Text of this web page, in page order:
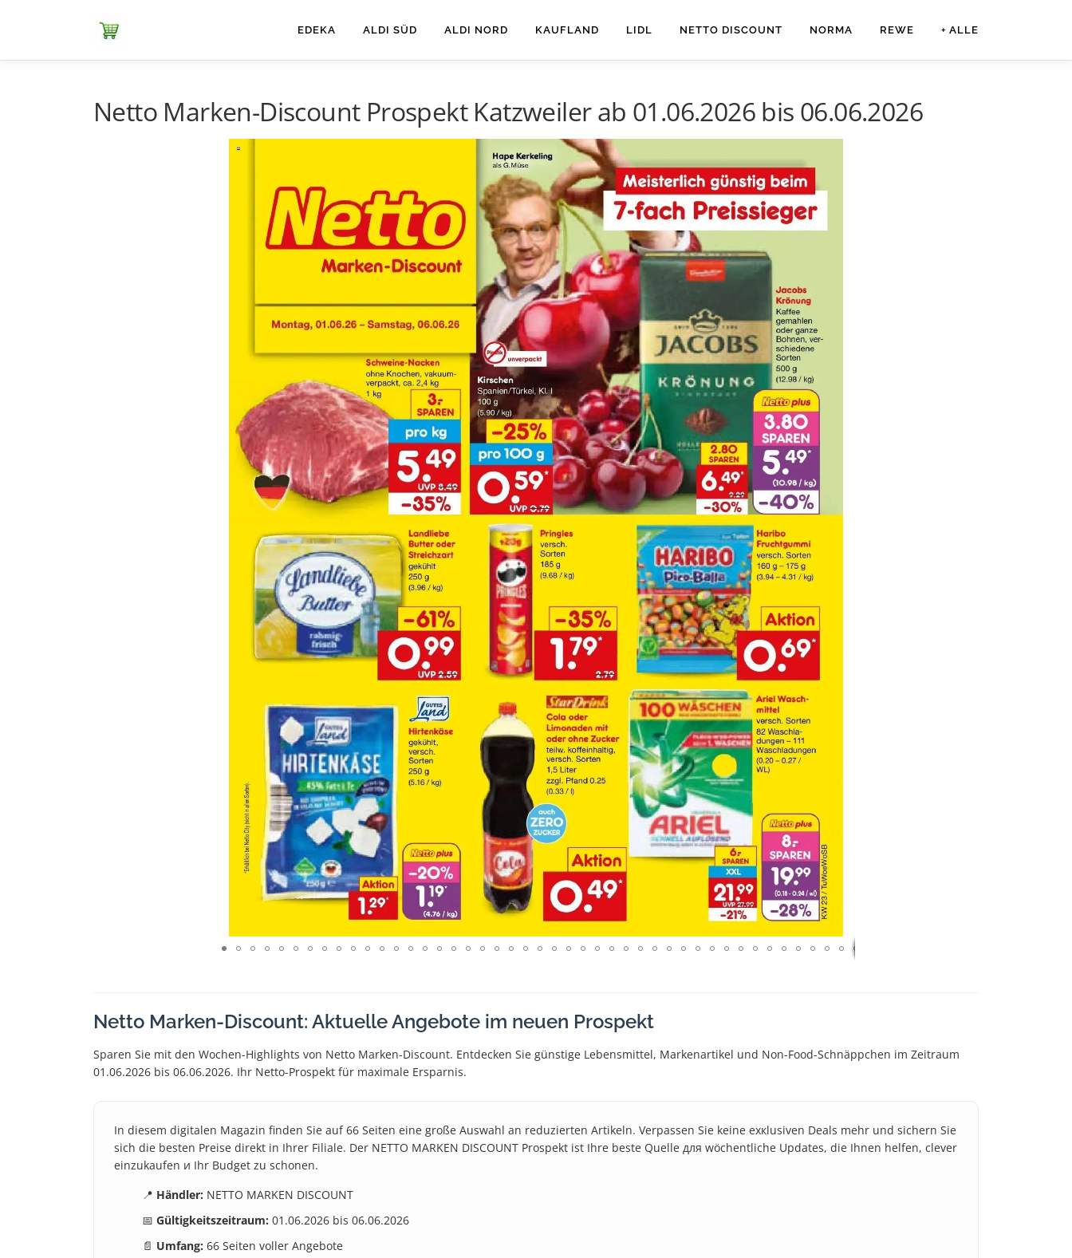
ЕDEKA ALDI SÜD ALDI NORD KAUFLAND LIDL NETTO DISCOUNT NORMA REWE + ALLE
Netto Marken-Discount Prospekt Katzweiler ab 01.06.2026 bis 06.06.2026
Netto Marken-Discount: Aktuelle Angebote im neuen Prospekt
Sparen Sie mit den Wochen-Highlights von Netto Marken-Discount. Entdecken Sie günstige Lebensmittel, Markenartikel und Non-Food-Schnäppchen im Zeitraum
01.06.2026 bis 06.06.2026. Ihr Netto-Prospekt für maximale Ersparnis.
In diesem digitalen Magazin finden Sie auf 66 Seiten eine große Auswahl an reduzierten Artikeln. Verpassen Sie keine exкlusiven Deals mehr und sichern Sie
sich die besten Preise direkt in Ihrer Filiale. Der NETTO MARKEN DISCOUNT Prospekt ist Ihre beste Quelle для wöchentliche Updates, die Ihnen helfen, clever
einzukaufen и Ihr Budget zu schonen.
📍 Händler: NETTO MARKEN DISCOUNT
📅 Gültigkeitszeitraum: 01.06.2026 bis 06.06.2026
📄 Umfang: 66 Seiten voller Angebote